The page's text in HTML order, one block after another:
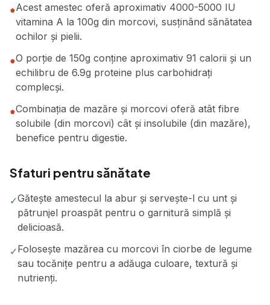
●Acest amestec oferă aproximativ 4000-5000 IU
vitamina A la 100g din morcovi, susținând sănătatea
ochilor și pielii.
●O porție de 150g conține aproximativ 91 calorii și un
echilibru de 6.9g proteine plus carbohidrați
complecși.
●Combinația de mazăre și morcovi oferă atât fibre
solubile (din morcovi) cât și insolubile (din mazăre),
benefice pentru digestie.
Sfaturi pentru sănătate
✓Gătește amestecul la abur și servește-l cu unt și
pătrunjel proaspăt pentru o garnitură simplă și
delicioasă.
✓Folosește mazărea cu morcovi în ciorbe de legume
sau tocănițe pentru a adăuga culoare, textură și
nutrienți.